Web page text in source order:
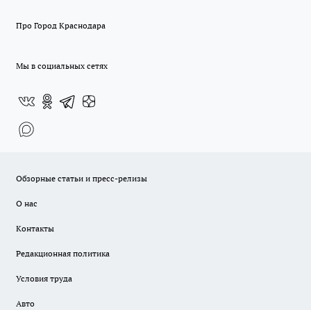
Про Город Краснодара
Мы в социальных сетях
Обзорные статьи и пресс-релизы
О нас
Контакты
Редакционная политика
Условия труда
Авто